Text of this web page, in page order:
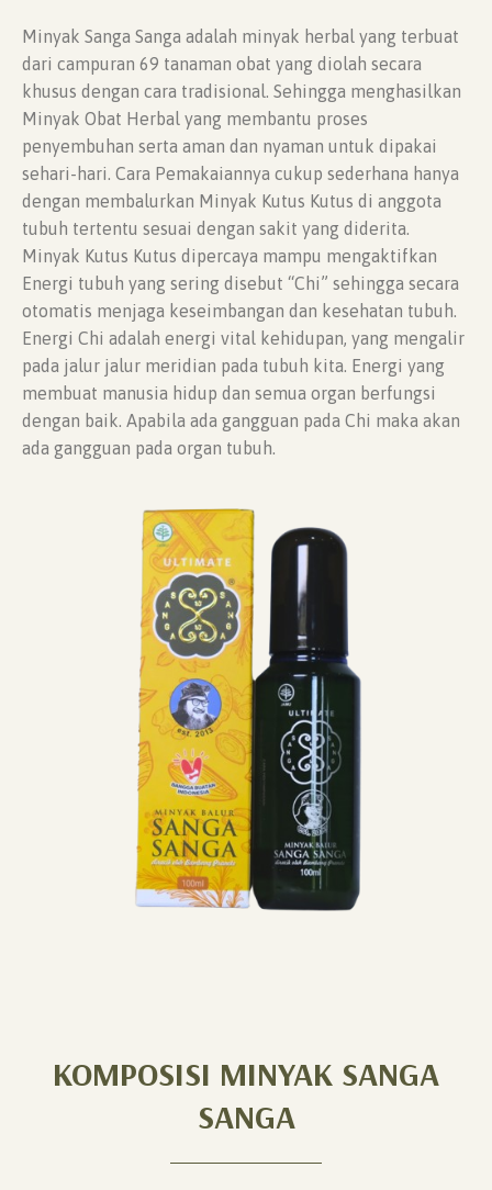
Minyak Sanga Sanga adalah minyak herbal yang terbuat
dari campuran 69 tanaman obat yang diolah secara
khusus dengan cara tradisional. Sehingga menghasilkan
Minyak Obat Herbal yang membantu proses
penyembuhan serta aman dan nyaman untuk dipakai
sehari-hari. Cara Pemakaiannya cukup sederhana hanya
dengan membalurkan Minyak Kutus Kutus di anggota
tubuh tertentu sesuai dengan sakit yang diderita.
Minyak Kutus Kutus dipercaya mampu mengaktifkan
Energi tubuh yang sering disebut “Chi” sehingga secara
otomatis menjaga keseimbangan dan kesehatan tubuh.
Energi Chi adalah energi vital kehidupan, yang mengalir
pada jalur jalur meridian pada tubuh kita. Energi yang
membuat manusia hidup dan semua organ berfungsi
dengan baik. Apabila ada gangguan pada Chi maka akan
ada gangguan pada organ tubuh.
KOMPOSISI MINYAK SANGA
SANGA